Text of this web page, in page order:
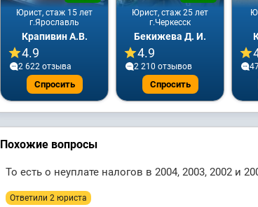
Юрист, стаж 15 лет
г.Ярославль
Крапивин А.В.
4.9
2 622 отзывa
Спросить
Юрист, стаж 25 лет
г.Черкесск
Бекижева Д. И.
4.9
2 210 отзывов
Спросить
Похожие вопросы
То есть о неуплате налогов в 2004, 2003, 2002 и
Ответили 2 юристa